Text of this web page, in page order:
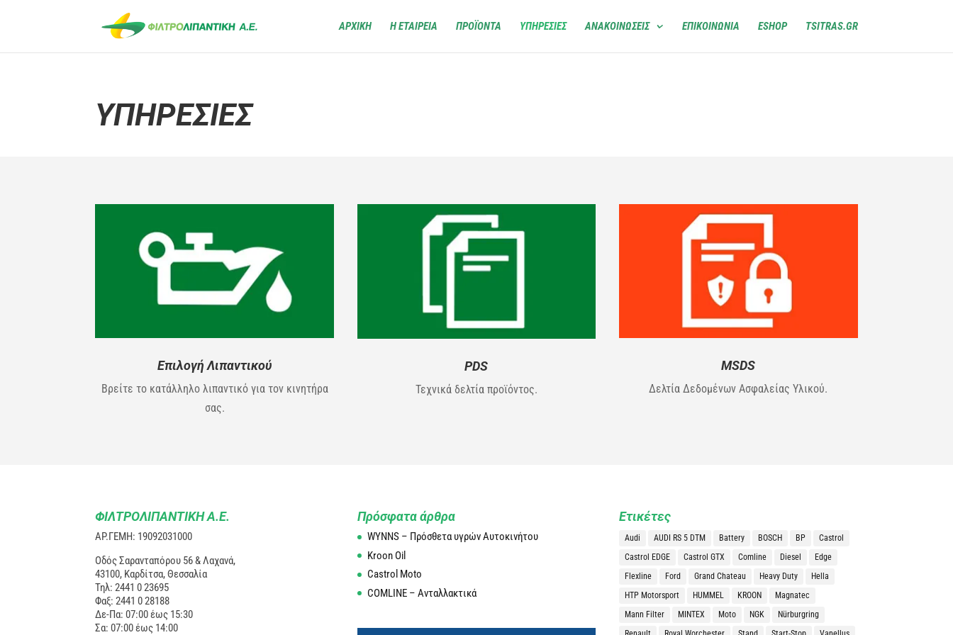
ΑΡΧΙΚΗ Η ΕΤΑΙΡΕΙΑ ΠΡΟΪΟΝΤΑ ΥΠΗΡΕΣΙΕΣ ΑΝΑΚΟΙΝΩΣΕΙΣ ΕΠΙΚΟΙΝΩΝΙΑ ESHOP TSITRAS.GR
ΥΠΗΡΕΣΙΕΣ
Επιλογή Λιπαντικού
Βρείτε το κατάλληλο λιπαντικό για τον κινητήρα
σας.
PDS
Τεχνικά δελτία προϊόντος.
MSDS
Δελτία Δεδομένων Ασφαλείας Υλικού.
ΦΙΛΤΡΟΛΙΠΑΝΤΙΚΗ Α.Ε.
ΑΡ.ΓΕΜΗ: 19092031000
Οδός Σαρανταπόρου 56 & Λαχανά,
43100, Καρδίτσα, Θεσσαλία
Τηλ: 2441 0 23695
Φαξ: 2441 0 28188
Δε-Πα: 07:00 έως 15:30
Σα: 07:00 έως 14:00
Πρόσφατα άρθρα
WYNNS – Πρόσθετα υγρών Αυτοκινήτου
Kroon Oil
Castrol Moto
COMLINE – Ανταλλακτικά
Ετικέτες
Audi AUDI RS 5 DTM Battery BOSCH BP
Castrol
Castrol EDGE
Castrol GTX Comline Diesel
Edge
Flexline
Ford Grand Chateau Heavy Duty
Hella
HTP Motorsport
HUMMEL KROON
Magnatec
Mann Filter
MINTEX Moto NGK
Nürburgring